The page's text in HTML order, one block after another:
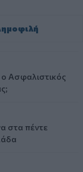
ο Ασφαλιστικός
στα πέντε